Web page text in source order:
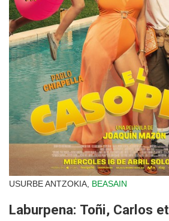
USURBE ANTZOKIA, BEASAIN
Laburpena: Toñi, Carlos